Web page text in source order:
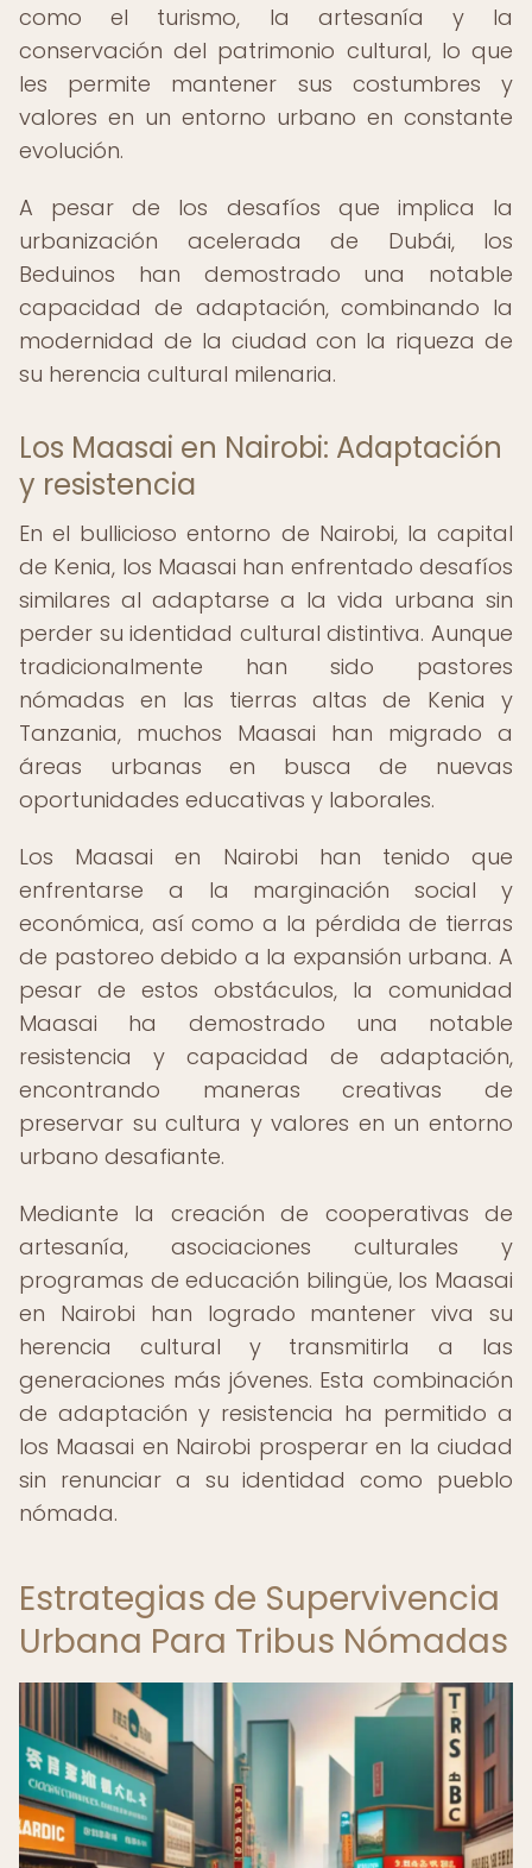
como el turismo, la artesanía y la
conservación del patrimonio cultural, lo que
les permite mantener sus costumbres y
valores en un entorno urbano en constante
evolución.
A pesar de los desafíos que implica la
urbanización acelerada de Dubái, los
Beduinos han demostrado una notable
capacidad de adaptación, combinando la
modernidad de la ciudad con la riqueza de
su herencia cultural milenaria.
Los Maasai en Nairobi: Adaptación
y resistencia
En el bullicioso entorno de Nairobi, la capital
de Kenia, los Maasai han enfrentado desafíos
similares al adaptarse a la vida urbana sin
perder su identidad cultural distintiva. Aunque
tradicionalmente han sido pastores
nómadas en las tierras altas de Kenia y
Tanzania, muchos Maasai han migrado a
áreas urbanas en busca de nuevas
oportunidades educativas y laborales.
Los Maasai en Nairobi han tenido que
enfrentarse a la marginación social y
económica, así como a la pérdida de tierras
de pastoreo debido a la expansión urbana. A
pesar de estos obstáculos, la comunidad
Maasai ha demostrado una notable
resistencia y capacidad de adaptación,
encontrando maneras creativas de
preservar su cultura y valores en un entorno
urbano desafiante.
Mediante la creación de cooperativas de
artesanía, asociaciones culturales y
programas de educación bilingüe, los Maasai
en Nairobi han logrado mantener viva su
herencia cultural y transmitirla a las
generaciones más jóvenes. Esta combinación
de adaptación y resistencia ha permitido a
los Maasai en Nairobi prosperar en la ciudad
sin renunciar a su identidad como pueblo
nómada.
Estrategias de Supervivencia
Urbana Para Tribus Nómadas